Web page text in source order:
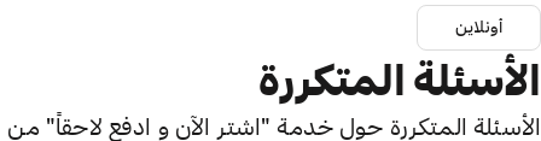
أونلاين
الأسئلة المتكررة
الأسئلة المتكررة حول خدمة "اشترِ الآن و ادفع لاحقاً" من